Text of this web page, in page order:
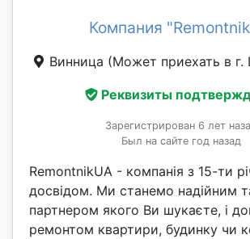
Компания
Винница (Может приехать в г.
Реквизиты
Зарегистрирован 6 лет
Был на сайте год назад
RemontnikUA - компанія з 15-ти
досвідом. Ми станемо надійним
партнером якого Ви шукаєте, і
ремонтом квартири, будинку чи